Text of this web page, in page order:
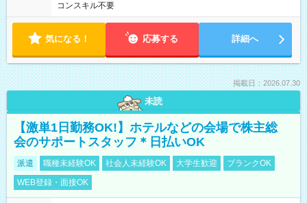
コンスキル不要
気になる！ 応募する 詳細へ
掲載日：2026.07.30
未読
【激単1日勤務OK!】ホテルなどの会場で株主総
会のサポートスタッフ＊日払いOK
派遣 職種未経験OK 社会人未経験OK 大学生歓迎
ブランクOK
WEB登録・面接OK